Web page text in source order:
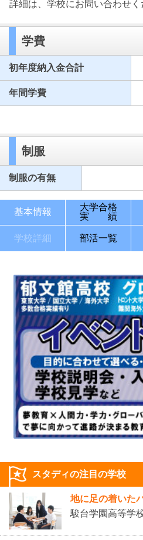
詳細は、学校にお問い合わせく
学費
初年度納入金合計
年間学費
制服
制服の有無
基本情報
大学合格
実 績
学校詳細 部活一覧
スタディの注目の学校
地に足の着いた
駿台学園高等学